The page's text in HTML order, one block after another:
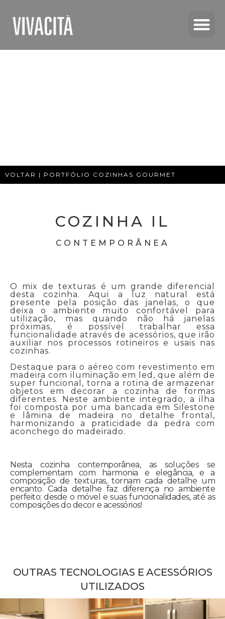
VOLTAR | PORTFÓLIO COZINHAS GOURMET
COZINHA IL
CONTEMPORÂNEA
O mix de texturas é um grande diferencial
desta cozinha. Aqui a luz natural está
presente pela posição das janelas, o que
deixa o ambiente muito confortável para
utilização, mas quando não há janelas
próximas, é possível trabalhar essa
funcionalidade através de acessórios, que irão
auxiliar nos processos rotineiros e usais nas
cozinhas.
Destaque para o aéreo com revestimento em
madeira com iluminação em led, que além de
super funcional, torna a rotina de armazenar
objetos em decorar a cozinha de formas
diferentes. Neste ambiente integrado, a ilha
foi composta por uma bancada em Silestone
e lâmina de madeira no detalhe frontal,
harmonizando a praticidade da pedra com
aconchego do madeirado.
Nesta cozinha contemporânea, as soluções se
complementam com harmonia e elegância, e a
composição de texturas, tornam cada detalhe um
encanto. Cada detalhe faz diferença no ambiente
perfeito: desde o móvel e suas funcionalidades, até as
composições do decor e acessórios!
OUTRAS TECNOLOGIAS E ACESSÓRIOS
UTILIZADOS